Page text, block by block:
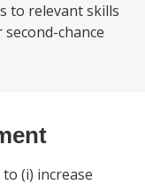
to relevant skills
chance
(i) increase